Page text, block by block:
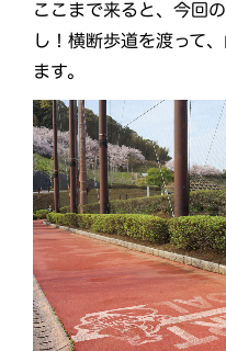
ここまで来ると、今回
し！横断歩道を渡って
ます。